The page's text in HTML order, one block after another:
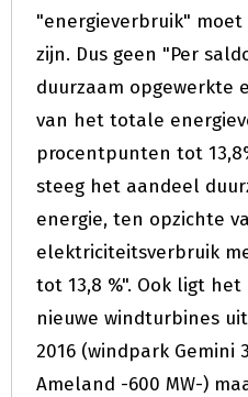
"energieverbruik"
zijn. Dus geen "Per
duurzaam opgewerkte
van het totale
procentpunten tot
steeg het aandeel
energie, ten opzichte
elektriciteitsverbruik
tot 13,8 %". Ook ligt
nieuwe windturbines
2016 (windpark Gemini
Ameland -600 MW-)